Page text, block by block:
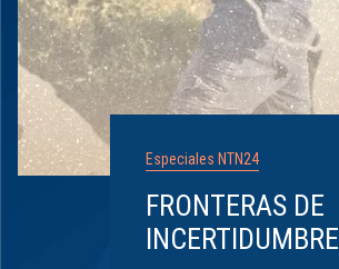
Especiales NTN24
FRONTERAS DE
INCERTIDUMBRE